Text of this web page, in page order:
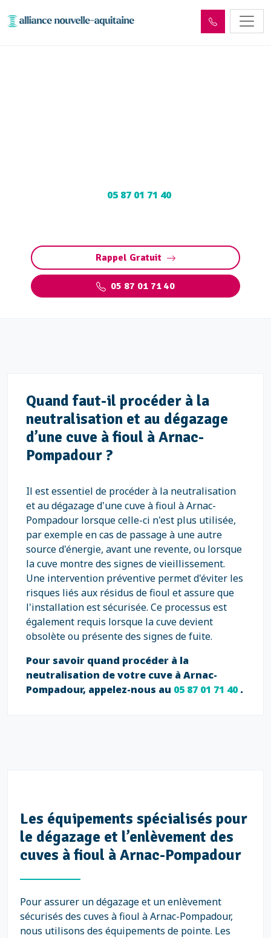
05 87 01 71 40
Rappel Gratuit
05 87 01 71 40
Quand faut-il procéder à la
neutralisation et au dégazage
d’une cuve à fioul à Arnac-
Pompadour ?
Il est essentiel de procéder à la neutralisation
et au dégazage d'une cuve à fioul à Arnac-
Pompadour lorsque celle-ci n'est plus utilisée,
par exemple en cas de passage à une autre
source d'énergie, avant une revente, ou lorsque
la cuve montre des signes de vieillissement.
Une intervention préventive permet d'éviter les
risques liés aux résidus de fioul et assure que
l'installation est sécurisée. Ce processus est
également requis lorsque la cuve devient
obsolète ou présente des signes de fuite.
Pour savoir quand procéder à la
neutralisation de votre cuve à Arnac-
Pompadour, appelez-nous au 05 87 01 71 40.
Les équipements spécialisés pour
le dégazage et l’enlèvement des
cuves à fioul à Arnac-Pompadour
Pour assurer un dégazage et un enlèvement
sécurisés des cuves à fioul à Arnac-Pompadour,
nous utilisons des équipements de pointe. Les